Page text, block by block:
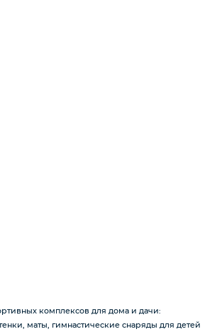
комплексов для дома и дачи:
маты, гимнастические снаряды для детей